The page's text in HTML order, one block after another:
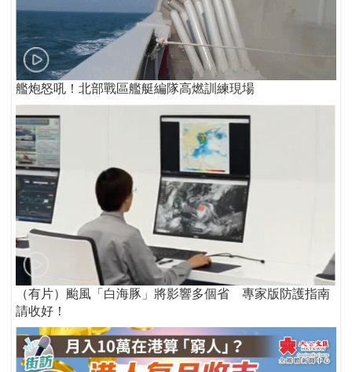
艦炮怒吼！北部戰區艦艇編隊高燃訓練現場
（有片）颱風「白海豚」將影響多個省 專家版防護指南
請收好！